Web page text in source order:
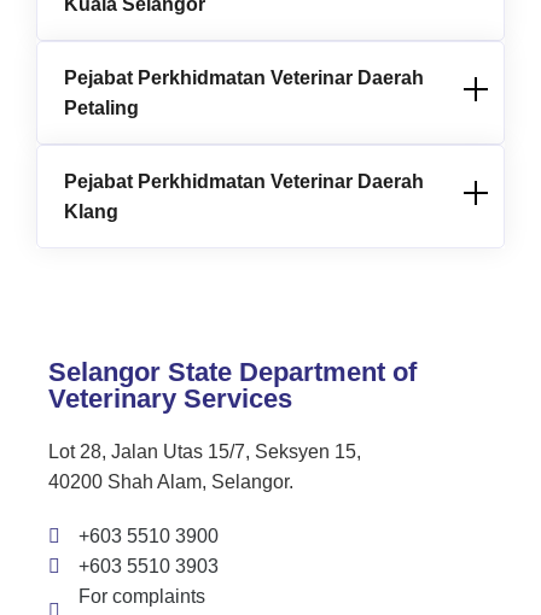
Kuala Selangor
Pejabat Perkhidmatan Veterinar Daerah
Petaling
Pejabat Perkhidmatan Veterinar Daerah
Klang
Selangor State Department of
Veterinary Services
Lot 28, Jalan Utas 15/7, Seksyen 15,
40200 Shah Alam, Selangor.
+603 5510 3900
+603 5510 3903
For complaints